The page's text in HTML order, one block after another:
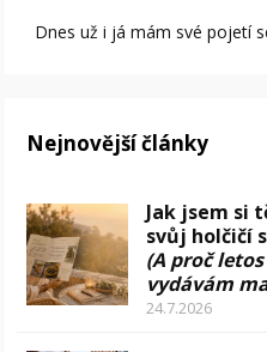
Dnes už i já mám své pojetí
Nejnovější články
Jak jsem si
svůj holčičí
(A proč
vydávám
24.7.2026